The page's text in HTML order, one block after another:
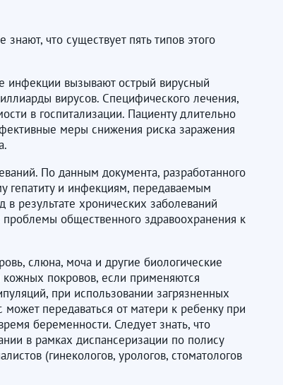
что существует пять типов этого
инфекции вызывают острый вирусный
вирусов. Специфического лечения,
в госпитализации. Пациенту длительно
меры снижения риска заражения
По данным документа, разработанного
гепатиту и инфекциям, передаваемым
результате хронических заболеваний
проблемы общественного здравоохранения к
слюна, моча и другие биологические
покровов, если применяются
при использовании загрязненных
передаваться от матери к ребенку при
беременности. Следует знать, что
в рамках диспансеризации по полису
(гинекологов, урологов, стоматологов